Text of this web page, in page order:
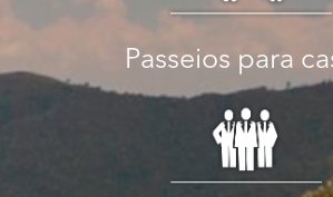
Passeios para